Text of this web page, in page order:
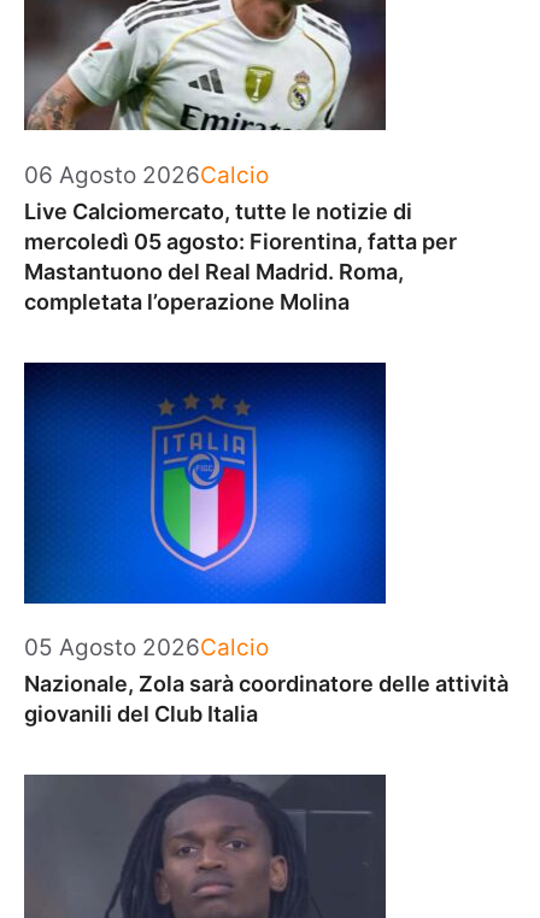
06 Agosto 2026Categorie
Calcio
Live Calciomercato, tutte le notizie di
mercoledì 05 agosto: Fiorentina, fatta per
Mastantuono del Real Madrid. Roma,
completata l’operazione Molina
05 Agosto 2026Categorie
Calcio
Nazionale, Zola sarà coordinatore delle attività
giovanili del Club Italia